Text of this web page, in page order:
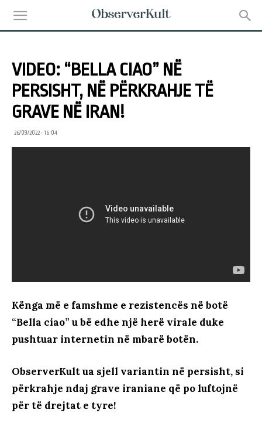
VIDEO: “BELLA CIAO” NË
PERSISHT, NË PËRKRAHJE TË
GRAVE NË IRAN!
26/09/2022 • 16:04
Kënga më e famshme e rezistencës në botë
“Bella ciao” u bë edhe një herë virale duke
pushtuar internetin në mbarë botën.
ObserverKult ua sjell variantin në persisht, si
përkrahje ndaj grave iraniane që po luftojnë
për të drejtat e tyre!